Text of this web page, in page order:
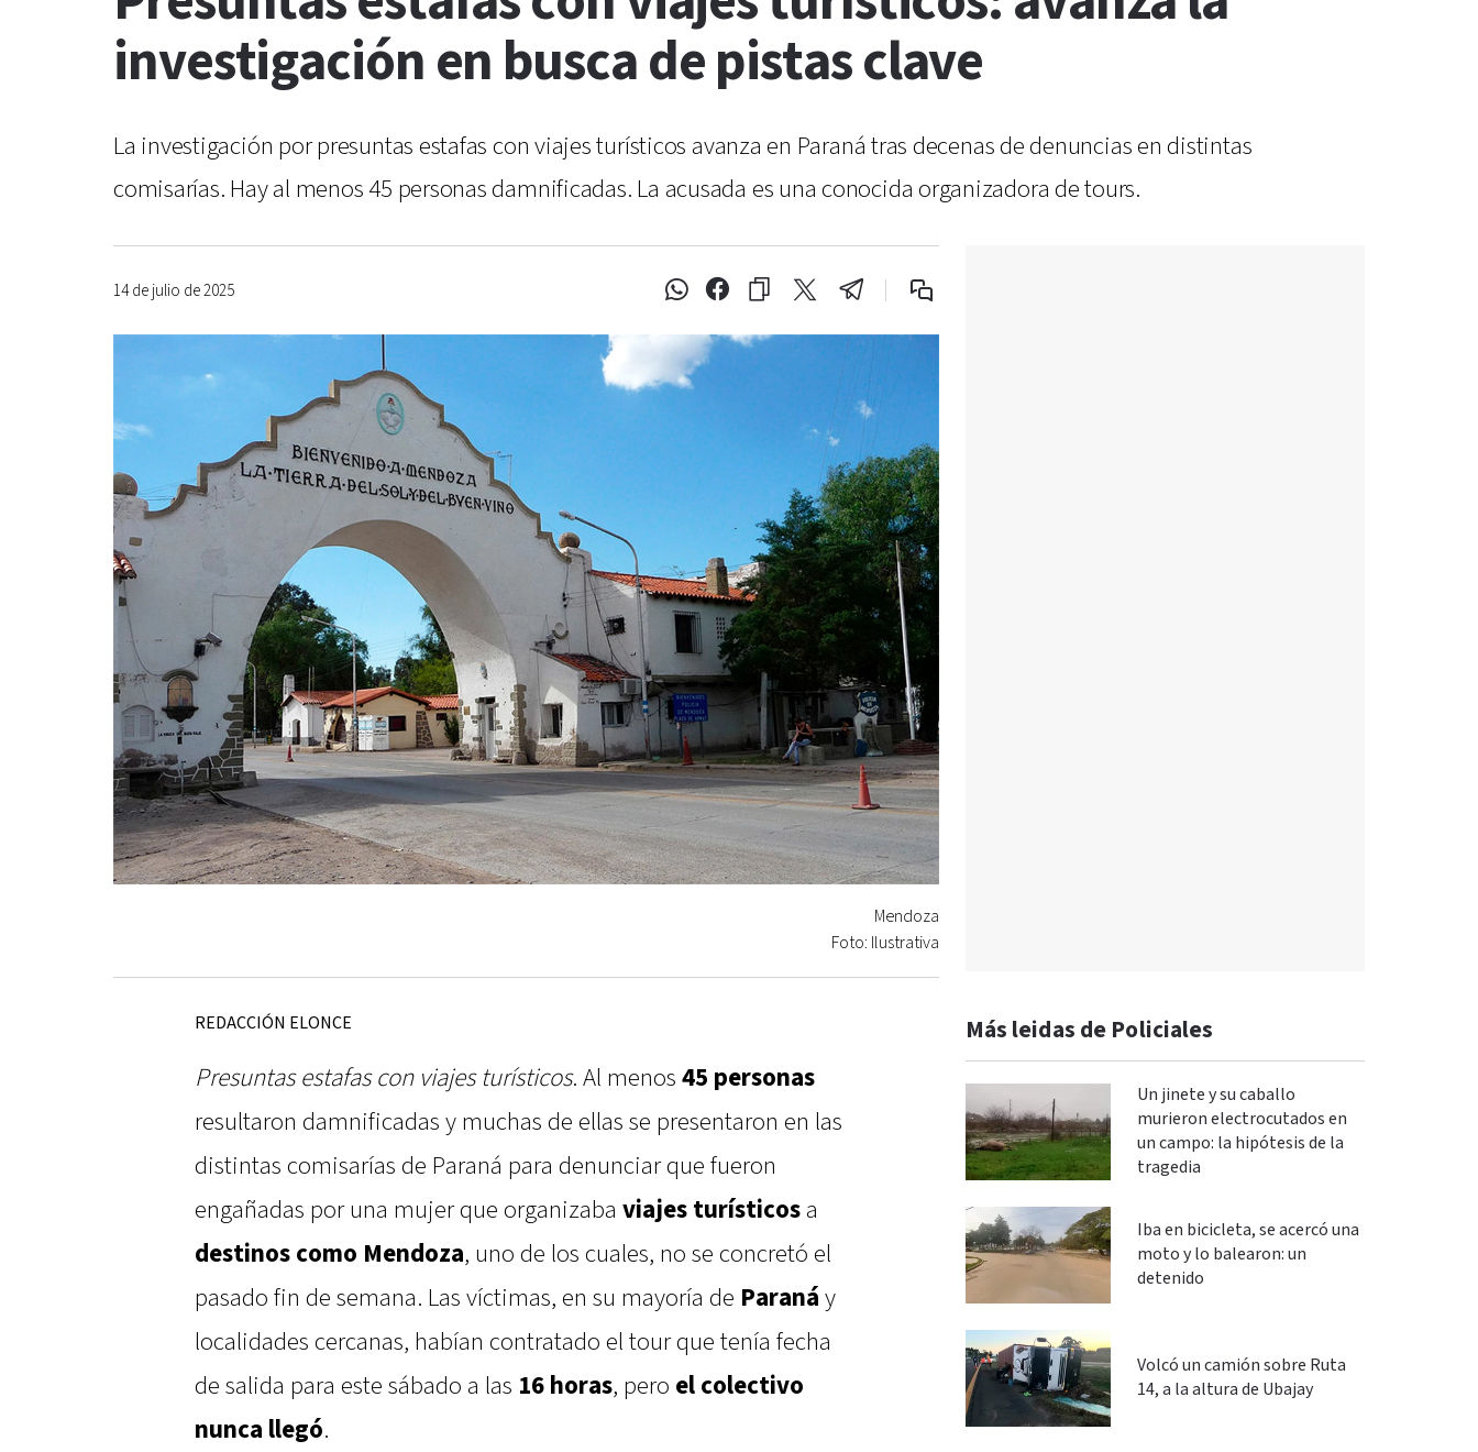
investigación en busca de pistas clave
La investigación por presuntas estafas con viajes turísticos avanza en Paraná tras decenas de denuncias en distintas
comisarías. Hay al menos 45 personas damnificadas. La acusada es una conocida organizadora de tours.
14 de julio de 2025
Mendoza
Foto: Ilustrativa
REDACCIÓN ELONCE
Presuntas estafas con viajes turísticos. Al menos 45 personas
resultaron damnificadas y muchas de ellas se presentaron en las
distintas comisarías de Paraná para denunciar que fueron
engañadas por una mujer que organizaba viajes turísticos a
destinos como Mendoza, uno de los cuales, no se concretó el
pasado fin de semana. Las víctimas, en su mayoría de Paraná y
localidades cercanas, habían contratado el tour que tenía fecha
de salida para este sábado a las 16 horas, pero el colectivo
nunca llegó.
Más leidas de Policiales
Un jinete y su caballo
murieron electrocutados en
un campo: la hipótesis de la
tragedia
Iba en bicicleta, se acercó una
moto y lo balearon: un
detenido
Volcó un camión sobre Ruta
14, a la altura de Ubajay